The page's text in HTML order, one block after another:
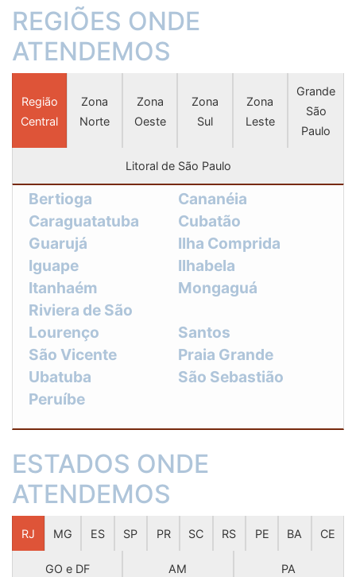
REGIÕES ONDE
ATENDEMOS
Região
Central
Zona
Norte
Zona
Oeste
Zona
Sul
Zona
Leste
Grande
São
Paulo
Litoral de São Paulo
Bertioga
Cananéia
Caraguatatuba
Cubatão
Guarujá
Ilha Comprida
Iguape
Ilhabela
Itanhaém
Mongaguá
Riviera de São
Lourenço
Santos
São Vicente
Praia Grande
Ubatuba
São Sebastião
Peruíbe
ESTADOS ONDE
ATENDEMOS
RJ MG ES SP PR SC RS PE BA CE
GO e DF AM PA